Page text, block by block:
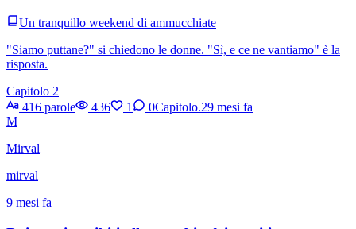
Un tranquillo weekend di ammucchiate
"Siamo puttane?" si chiedono le donne. "Sì, e ce ne vantiamo" è la
risposta.
Capitolo 2
416 parole
436 1 0Capitolo.29 mesi fa
M
Mirval
mirval
9 mesi fa